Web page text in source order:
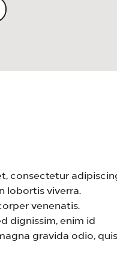
consectetur
lobortis viverra.
venenatis.
dignissim, enim id
gravida odio, quis